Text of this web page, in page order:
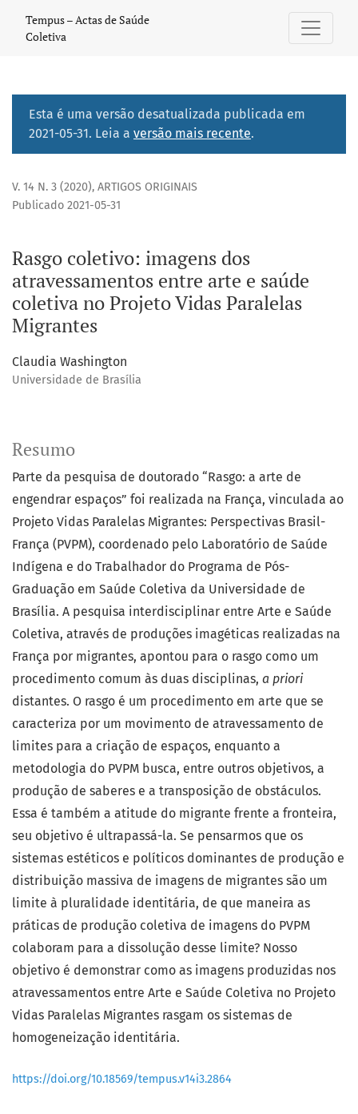
Rasgo coletivo: imagens dos atravessamentos entre Arte
Tempus – Actas de Saúde
Coletiva
Esta é uma versão desatualizada publicada em
2021-05-31. Leia a versão mais recente.
V. 14 N. 3 (2020), ARTIGOS ORIGINAIS
Rasgo coletivo: imagens dos
atravessamentos entre arte e saúde
coletiva no Projeto Vidas Paralelas
Migrantes
Publicado 2021-05-31
Claudia Washington
Universidade de Brasília
Resumo
Parte da pesquisa de doutorado “Rasgo: a arte de
engendrar espaços” foi realizada na França, vinculada ao
Projeto Vidas Paralelas Migrantes: Perspectivas Brasil-
França (PVPM), coordenado pelo Laboratório de Saúde
Indígena e do Trabalhador do Programa de Pós-
Graduação em Saúde Coletiva da Universidade de
Brasília. A pesquisa interdisciplinar entre Arte e Saúde
Coletiva, através de produções imagéticas realizadas na
França por migrantes, apontou para o rasgo como um
procedimento comum às duas disciplinas, a priori
distantes. O rasgo é um procedimento em arte que se
caracteriza por um movimento de atravessamento de
limites para a criação de espaços, enquanto a
metodologia do PVPM busca, entre outros objetivos, a
produção de saberes e a transposição de obstáculos.
Essa é também a atitude do migrante frente a fronteira,
seu objetivo é ultrapassá-la. Se pensarmos que os
sistemas estéticos e políticos dominantes de produção e
distribuição massiva de imagens de migrantes são um
limite à pluralidade identitária, de que maneira as
práticas de produção coletiva de imagens do PVPM
colaboram para a dissolução desse limite? Nosso
objetivo é demonstrar como as imagens produzidas nos
atravessamentos entre Arte e Saúde Coletiva no Projeto
Vidas Paralelas Migrantes rasgam os sistemas de
homogeneização identitária.
https://doi.org/10.18569/tempus.v14i3.2864